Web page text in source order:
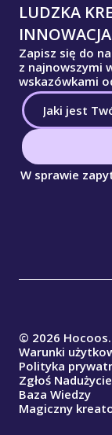
LUDZKA
Zapisz się do
z najnowszymi
wskazówkami
W sprawie
© 2026
Warunki
Polityka
Zgłoś Nadużycie
Baza Wiedzy
Magiczny